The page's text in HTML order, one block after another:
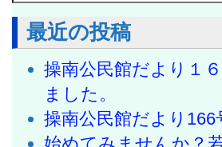
最近の投稿
操南公民館だより１
ました。
操南公民館だより166